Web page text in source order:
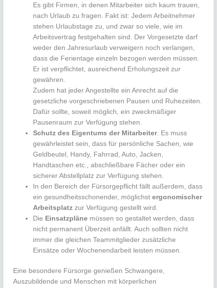
Es gibt Firmen, in denen Mitarbeiter sich kaum trauen,
nach Urlaub zu fragen. Fakt ist: Jedem Arbeitnehmer
stehen Urlaubstage zu, und zwar so viele, wie im
Arbeitsvertrag festgehalten sind. Der Vorgesetzte darf
weder den Jahresurlaub verweigern noch verlangen,
dass die Ferientage einzeln bezogen werden müssen.
Er ist verpflichtet, ausreichend Erholungszeit zur
gewähren.
Zudem hat jeder Angestellte ein Anrecht auf die
gesetzliche vorgeschriebenen Pausen und Ruhezeiten.
Dafür sollte, soweit möglich, ein zweckmäßiger
Pausenraum zur Verfügung stehen.
Schutz des Eigentums der Mitarbeiter. Es muss
gewährleistet sein, dass für persönliche Sachen, wie
Geldbeutel, Handy, Fahrrad, Auto, Jacken,
Handtaschen etc., abschließbare Fächer oder ein
sicherer Abstellplatz zur Verfügung stehen.
In den Bereich der Fürsorgepflicht fällt außerdem, dass
ein gesundheitsschonender, möglichstergonomischer
Arbeitsplatz zur Verfügung gestellt wird.
Die Einsatzpläne müssen so gestaltet werden, dass
nicht permanent Überzeit anfällt. Auch sollten nicht
immer die gleichen Teammitglieder zusätzliche
Einsätze oder Wochenendarbeit leisten müssen.
Eine besondere Fürsorge genießen Schwangere,
Auszubildende und Menschen mit körperlichen